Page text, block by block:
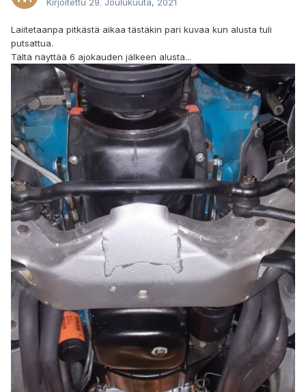
Kirjoitettu 29. Joulukuuta, 2021
Laiitetaanpa pitkästä aikaa tästäkin pari kuvaa kun alusta tuli
putsattua.
Tältä näyttää 6 ajokauden jälkeen alusta...